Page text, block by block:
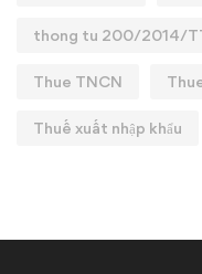
thong tu 200/2014/
Thue TNCN
Thuế xuất nhập khẩu